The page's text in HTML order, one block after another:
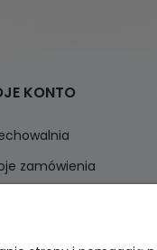
KONTO
zamówienia